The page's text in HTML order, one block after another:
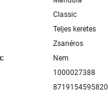
Classic
Teljes keretes
Zsanéros
Nem
1000027388
8719154595820